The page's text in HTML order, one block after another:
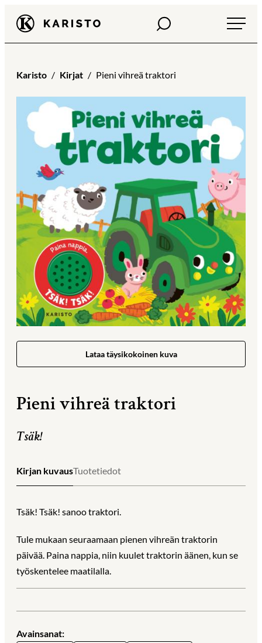
Siirry
suoraan
sisältöön
Karisto Haku
Karisto Kirjat Pieni vihreä traktori
Lataa täysikokoinen kuva
Pieni vihreä traktori
Tsäk!
Kirjan kuvausTuotetiedot
Tsäk! Tsäk! sanoo traktori.
Tule mukaan seuraamaan pienen vihreän traktorin
päivää. Paina nappia, niin kuulet traktorin äänen, kun se
työskentelee maatilalla.
Avainsanat: